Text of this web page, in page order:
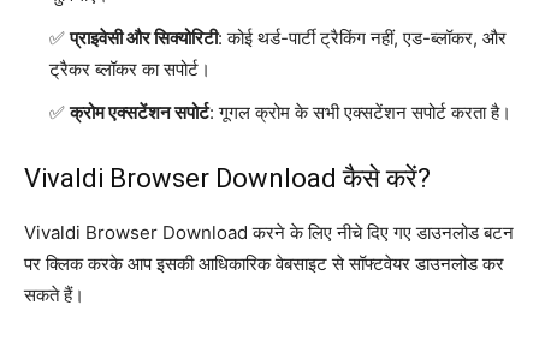
प्राइवेसी और सिक्योरिटी: कोई थर्ड-पार्टी ट्रैकिंग नहीं, एड-ब्लॉकर, और
ट्रैकर ब्लॉकर का सपोर्ट।
क्रोम एक्सटेंशन सपोर्ट: गूगल क्रोम के सभी एक्सटेंशन सपोर्ट करता है।
Vivaldi Browser Download कैसे करें?
Vivaldi Browser Download करने के लिए नीचे दिए गए डाउनलोड बटन
पर क्लिक करके आप इसकी आधिकारिक वेबसाइट से सॉफ्टवेयर डाउनलोड कर
सकते हैं।